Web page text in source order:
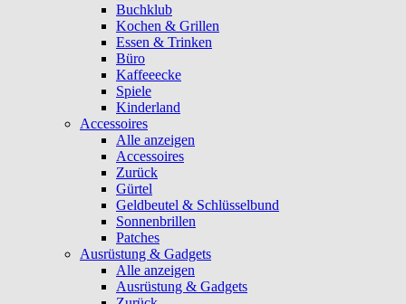
Buchklub
Kochen & Grillen
Essen & Trinken
Büro
Kaffeeecke
Spiele
Kinderland
Accessoires
Alle anzeigen
Accessoires
Zurück
Gürtel
Geldbeutel & Schlüsselbund
Sonnenbrillen
Patches
Ausrüstung & Gadgets
Alle anzeigen
Ausrüstung & Gadgets